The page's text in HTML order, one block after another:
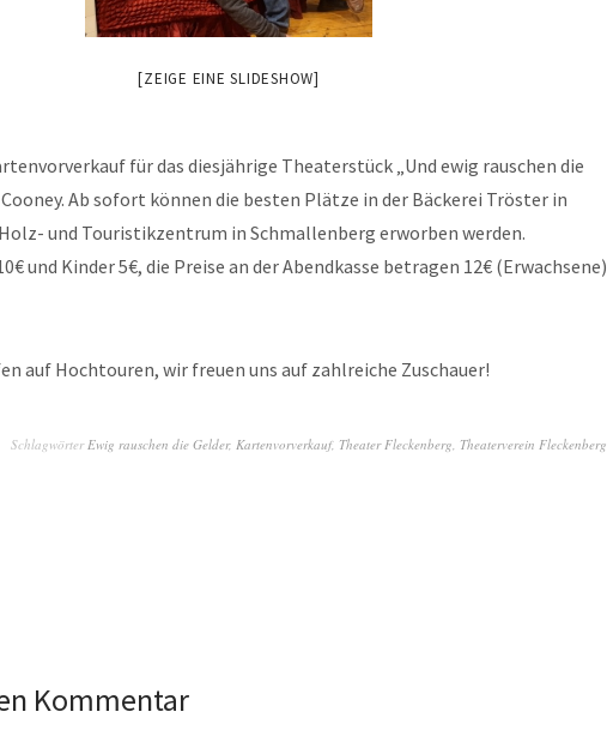
[ZEIGE EINE SLIDESHOW]
für das diesjährige Theaterstück „Und ewig rauschen die
Ab sofort können die besten Plätze in der Bäckerei Tröster in
und Touristikzentrum in Schmallenberg erworben werden.
und Kinder 5€, die Preise an der Abendkasse betragen 12€ (Erwachsene)
auf Hochtouren, wir freuen uns auf zahlreiche Zuschauer!
SchlagwörterEwig rauschen die Gelder, Kartenvorverkauf, Theater Fleckenberg, Theaterverein Fleckenberg
Kommentar